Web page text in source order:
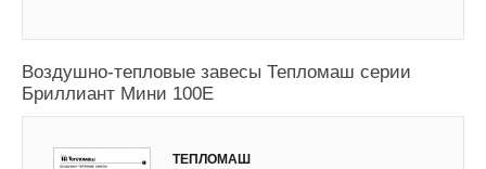
Воздушно-тепловые завесы Тепломаш серии
Бриллиант Мини 100Е
ТЕПЛОМАШ